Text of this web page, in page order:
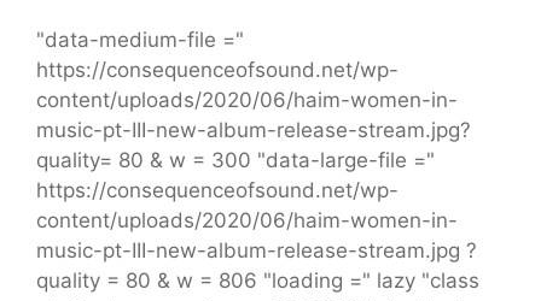
"data-medium-file ="
https://consequenceofsound.net/wp-
content/uploads/2020/06/haim-women-in-
music-pt-III-new-album-release-stream.jpg?
quality= 80 & w = 300 "data-large-file ="
https://consequenceofsound.net/wp-
content/uploads/2020/06/haim-women-in-
music-pt-III-new-album-release-stream.jpg ?
quality = 80 & w = 806 "loading =" lazy "class